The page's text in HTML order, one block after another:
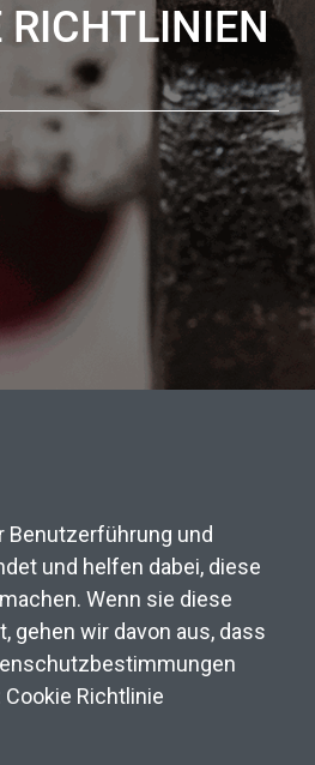
RICHTLINIEN
Benutzerführung und
und helfen dabei, diese
Wenn sie diese
gehen wir davon aus, dass
Richtlinie